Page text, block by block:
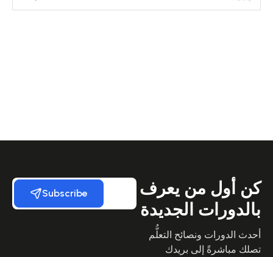
كن أول من يعرف
بالدورات الجديدة
أحدث الدورات ونصائح التعلُّم
تصلك مباشرةً إلى بريدك
Subscribe